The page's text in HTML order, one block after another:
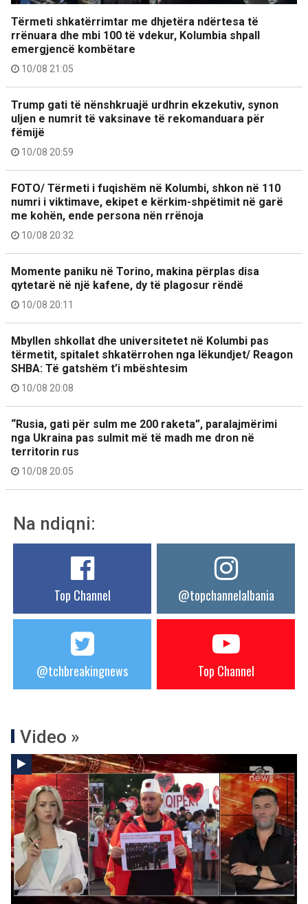
Tërmeti shkatërrimtar me dhjetëra ndërtesa të
rrënuara dhe mbi 100 të vdekur, Kolumbia shpall
emergjencë kombëtare
10/08 21:05
Trump gati të nënshkruajë urdhrin ekzekutiv, synon
uljen e numrit të vaksinave të rekomanduara për
fëmijë
10/08 20:59
FOTO/ Tërmeti i fuqishëm në Kolumbi, shkon në 110
numri i viktimave, ekipet e kërkim-shpëtimit në garë
me kohën, ende persona nën rrënoja
10/08 20:32
Momente paniku në Torino, makina përplas disa
qytetarë në një kafene, dy të plagosur rëndë
10/08 20:11
Mbyllen shkollat dhe universitetet në Kolumbi pas
tërmetit, spitalet shkatërrohen nga lëkundjet/ Reagon
SHBA: Të gatshëm t’i mbështesim
10/08 20:08
“Rusia, gati për sulm me 200 raketa”, paralajmërimi
nga Ukraina pas sulmit më të madh me dron në
territorin rus
10/08 20:05
Na ndiqni:
Top Channel @topchannelalbania
@tchbreakingnews Top Channel
Video »